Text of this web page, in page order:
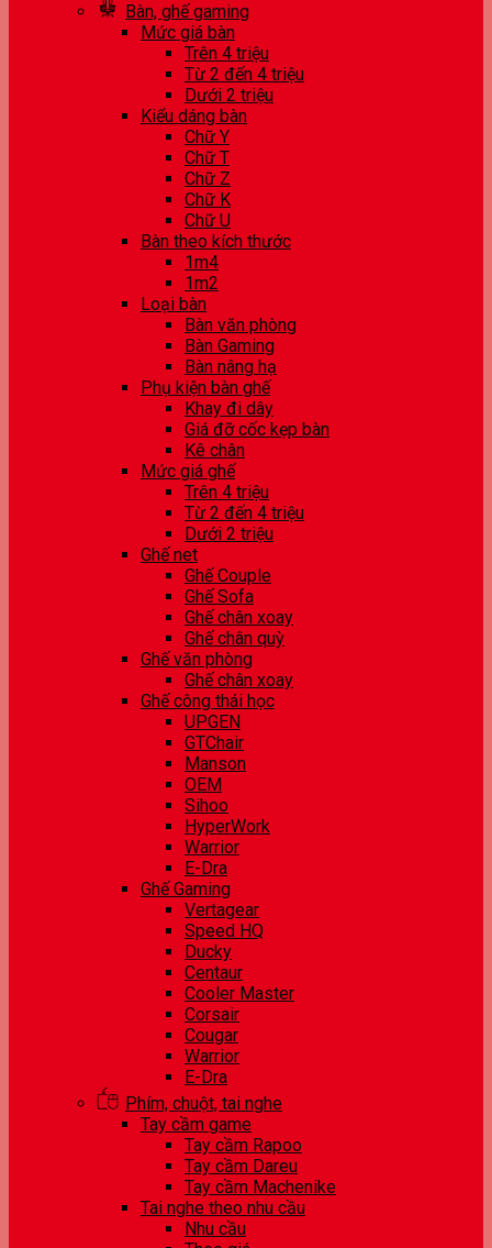
Bàn, ghế gaming
Mức giá bàn
Trên 4 triệu
Từ 2 đến 4 triệu
Dưới 2 triệu
Kiểu dáng bàn
Chữ Y
Chữ T
Chữ Z
Chữ K
Chữ U
Bàn theo kích thước
1m4
1m2
Loại bàn
Bàn văn phòng
Bàn Gaming
Bàn nâng hạ
Phụ kiện bàn ghế
Khay đi dây
Giá đỡ cốc kẹp bàn
Kê chân
Mức giá ghế
Trên 4 triệu
Từ 2 đến 4 triệu
Dưới 2 triệu
Ghế net
Ghế Couple
Ghế Sofa
Ghế chân xoay
Ghế chân quỳ
Ghế văn phòng
Ghế chân xoay
Ghế công thái học
UPGEN
GTChair
Manson
OEM
Sihoo
HyperWork
Warrior
E-Dra
Ghế Gaming
Vertagear
Speed HQ
Ducky
Centaur
Cooler Master
Corsair
Cougar
Warrior
E-Dra
Phím, chuột, tai nghe
Tay cầm game
Tay cầm Rapoo
Tay cầm Dareu
Tay cầm Machenike
Tai nghe theo nhu cầu
Nhu cầu